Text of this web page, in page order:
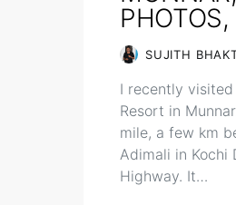
PHOTOS,
SUJITH
I recently
Resort in
mile, a few km
Adimali in Kochi
Highway. It…